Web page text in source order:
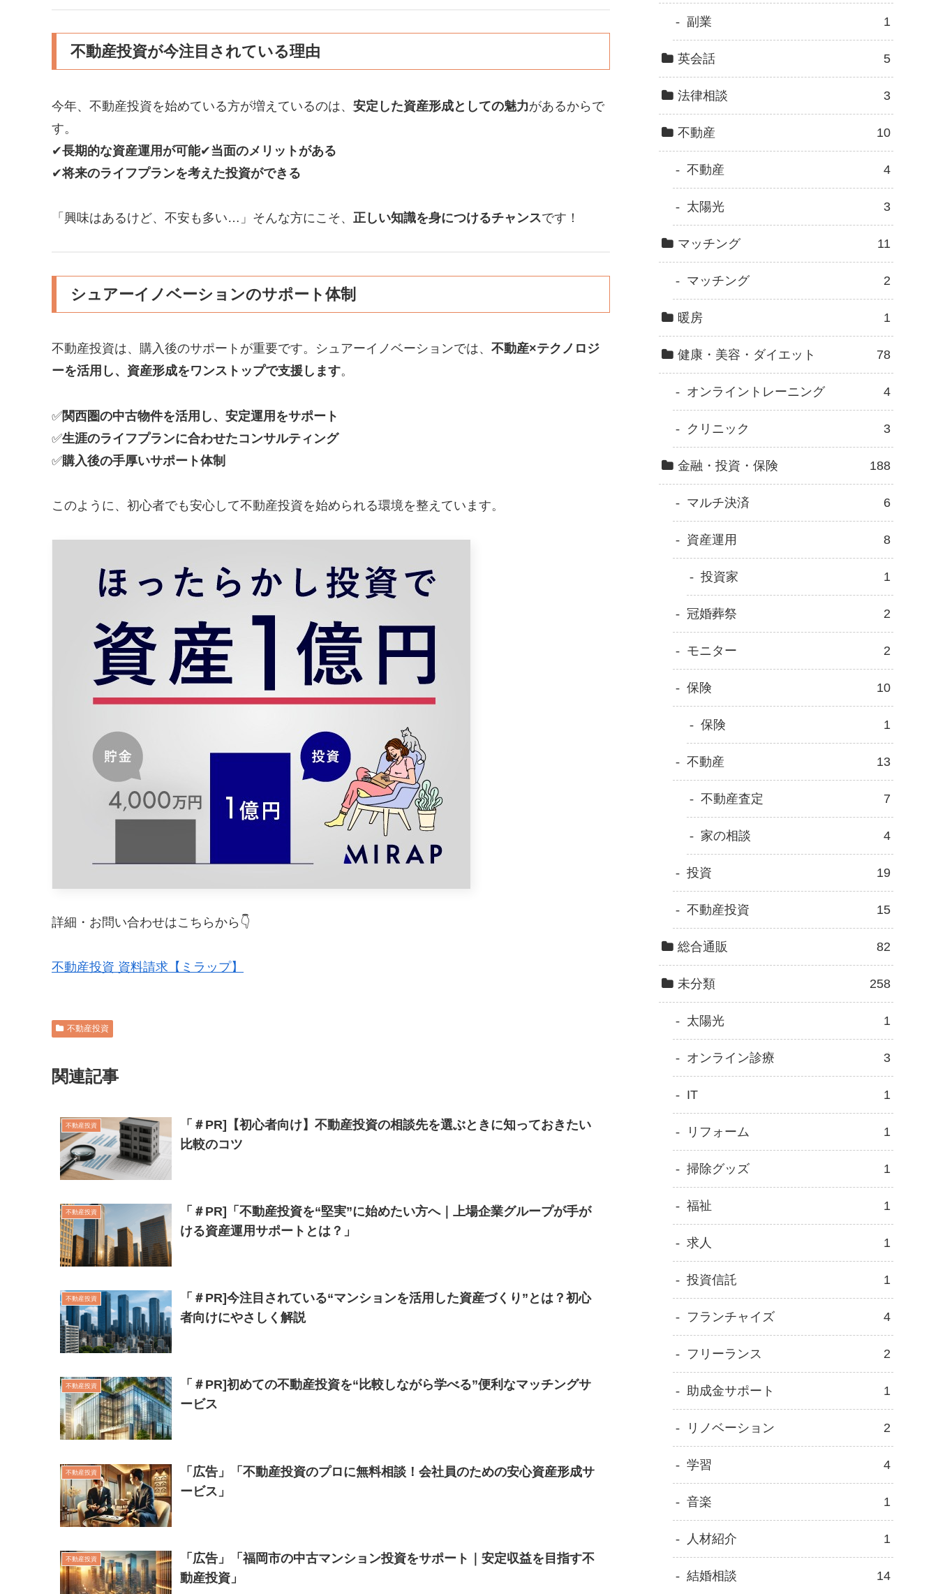
不動産投資が今注目されている理由
今年、不動産投資を始めている方が増えているのは、 安定した資産形成としての魅力があるからで
す。
✔長期的な資産運用が可能✔当面のメリットがある
✔将来のライフプランを考えた投資ができる
「興味はあるけど、不安も多い…」そんな方にこそ、 正しい知識を身につけるチャンスです！
シュアーイノベーションのサポート体制
不動産投資は、購入後のサポートが重要です。シュアーイノベーションでは、 不動産×テクノロジ
ーを活用し、資産形成をワンストップで支援します。
✅関西圏の中古物件を活用し、安定運用をサポート
✅生涯のライフプランに合わせたコンサルティング
✅購入後の手厚いサポート体制
このように、初心者でも安心して不動産投資を始められる環境を整えています。
詳細・お問い合わせはこちらから👇
不動産投資 資料請求【ミラップ】
不動産投資
関連記事
不動産投資
「＃PR]【初心者向け】不動産投資の相談先を選ぶときに知っておきたい
比較のコツ
不動産投資
「＃PR]「不動産投資を“堅実”に始めたい方へ｜上場企業グループが手が
ける資産運用サポートとは？」
不動産投資
「＃PR]今注目されている“マンションを活用した資産づくり”とは？初心
者向けにやさしく解説
不動産投資
「＃PR]初めての不動産投資を“比較しながら学べる”便利なマッチングサ
ービス
不動産投資
「広告」「不動産投資のプロに無料相談！会社員のための安心資産形成サ
ービス」
不動産投資
「広告」「福岡市の中古マンション投資をサポート｜安定収益を目指す不
動産投資」
副業 1
英会話 5
法律相談 3
不動産 10
不動産 4
太陽光 3
マッチング 11
マッチング 2
暖房 1
健康・美容・ダイエット 78
オンライントレーニング 4
クリニック 3
金融・投資・保険 188
マルチ決済 6
資産運用 8
投資家 1
冠婚葬祭 2
モニター 2
保険 10
保険 1
不動産 13
不動産査定 7
家の相談 4
投資 19
不動産投資 15
総合通販 82
未分類 258
太陽光 1
オンライン診療 3
IT 1
リフォーム 1
掃除グッズ 1
福祉 1
求人 1
投資信託 1
フランチャイズ 4
フリーランス 2
助成金サポート 1
リノベーション 2
学習 4
音楽 1
人材紹介 1
結婚相談 14